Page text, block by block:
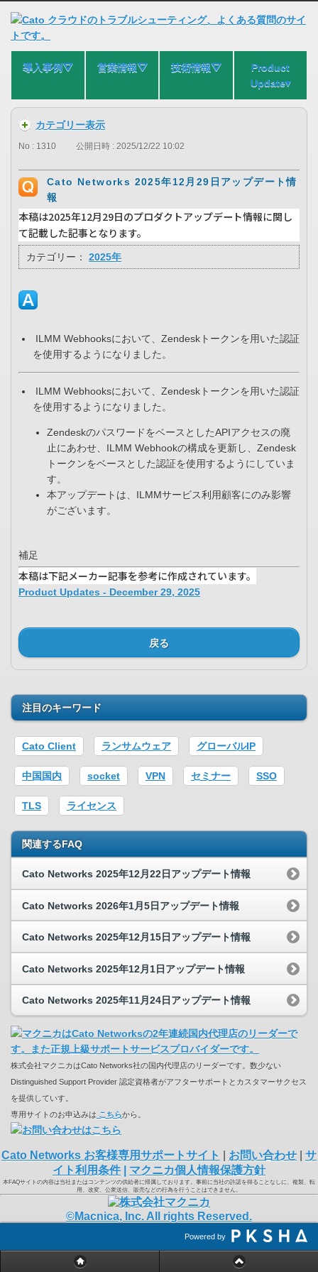
導入事例⛛ 営業情報⛛ 技術情報⛛
Product
Update▾
カテゴリー表示
No : 1310 公開日時 : 2025/12/22 10:02
Cato Networks 2025年12月29日アップデート情
報
本稿は2025年12月29日のプロダクトアップデート情報に関し
て記載した記事となります。
カテゴリー： 2025年
ILMM Webhooksにおいて、Zendeskトークンを用いた認証
を使用するようになりました。
ILMM Webhooksにおいて、Zendeskトークンを用いた認証
を使用するようになりました。
ZendeskのパスワードをベースとしたAPIアクセスの廃
止にあわせ、ILMM Webhookの構成を更新し、Zendesk
トークンをベースとした認証を使用するようにしていま
す。
本アップデートは、ILMMサービス利用顧客にのみ影響
がございます。
補足
本稿は下記メーカー記事を参考に作成されています。
Product Updates - December 29, 2025
戻る
注目のキーワード
Cato Client ランサムウェア グローバルIP
中国国内 socket VPN セミナー SSO
TLS ライセンス
関連するFAQ
Cato Networks 2025年12月22日アップデート情報
Cato Networks 2026年1月5日アップデート情報
Cato Networks 2025年12月15日アップデート情報
Cato Networks 2025年12月1日アップデート情報
Cato Networks 2025年11月24日アップデート情報
株式会社マクニカはCato Networks社の国内代理店のリーダーです。数少ない
Distinguished Support Provider 認定資格者がアフターサポートとカスタマーサクセス
を提供していす。
専用サイトのお申込みは こちらから。
Cato Networks お客様専用サポートサイト お問い合わせ
サ
イト利用条件| マクニカ個人情報保護方針
本FAQサイトの内容は当社またはコンテンツの供給者に帰属しております。事前に当社の許諾を得ることなしに、複製、転
用、改変、公衆送信、販売などの行為を行うことはできません。
©Macnica, Inc. All rights Reserved.
Powered by